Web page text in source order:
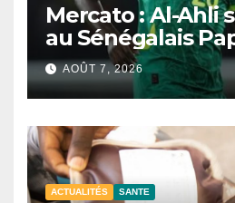
Mercato : Al-Ahli
au Sénégalais
AOÛT 7, 2026
ACTUALITÉS SANTE